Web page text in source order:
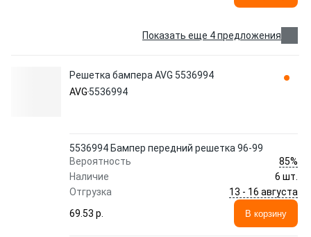
Показать еще 4 предложения
Решетка бампера AVG 5536994
AVG 5536994
5536994 Бампер передний решетка 96-99
Вероятность
85%
Наличие
6 шт.
Отгрузка
13 - 16 августа
69.53 p.
В корзину